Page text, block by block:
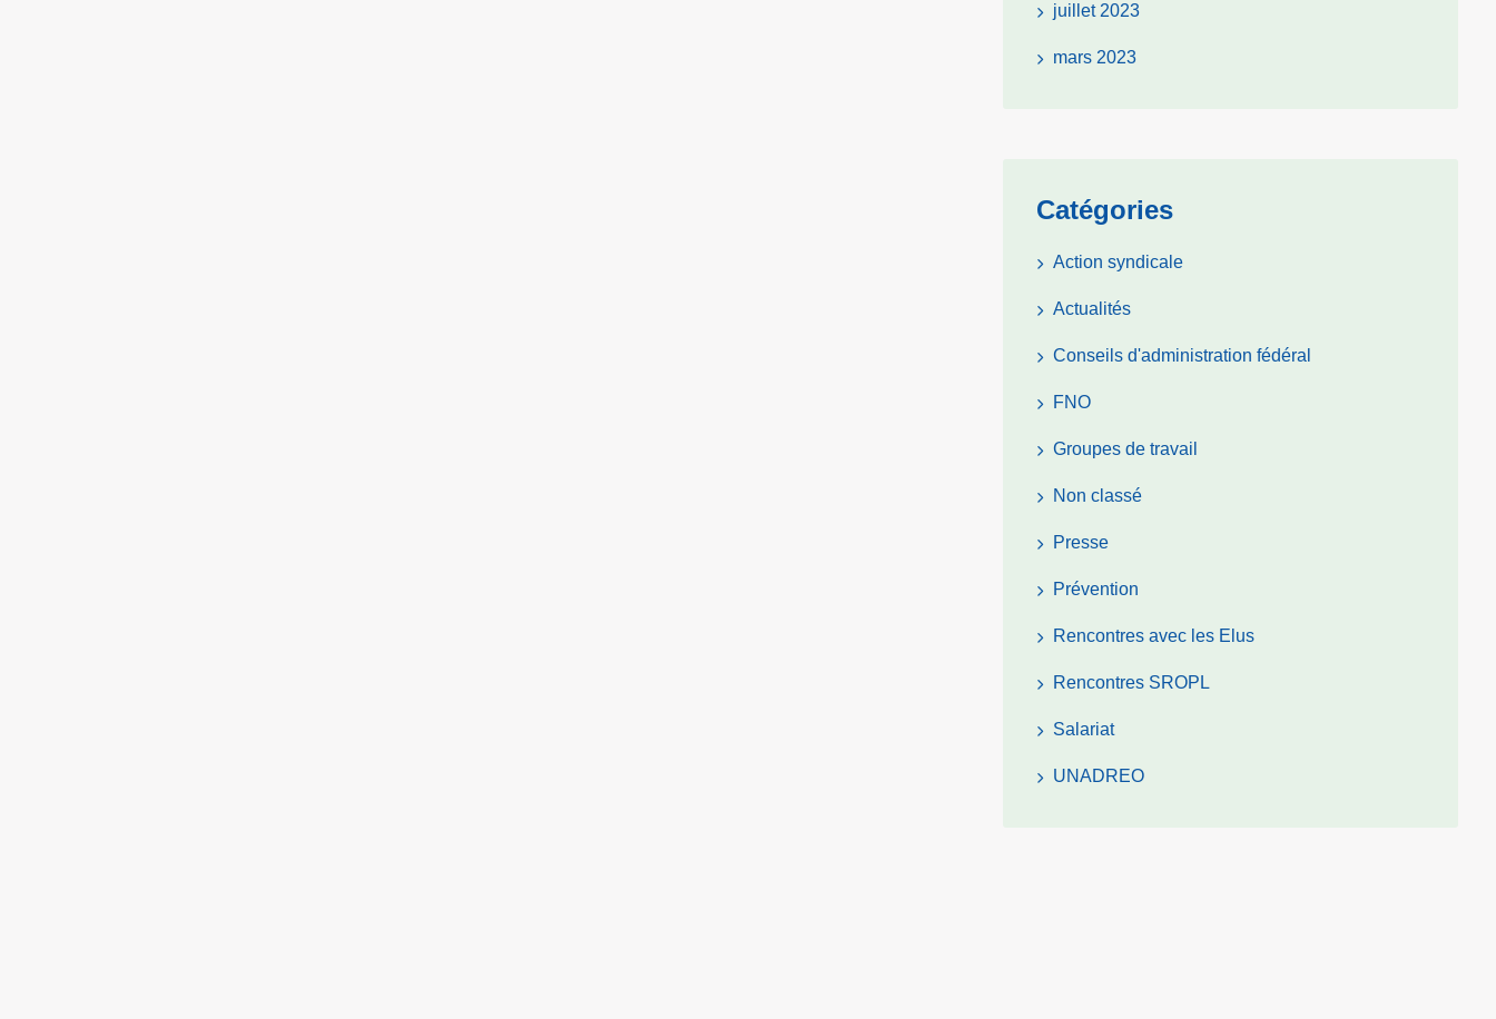
juillet 2023
mars 2023
Catégories
Action syndicale
Actualités
Conseils d'administration fédéral
FNO
Groupes de travail
Non classé
Presse
Prévention
Rencontres avec les Elus
Rencontres SROPL
Salariat
UNADREO